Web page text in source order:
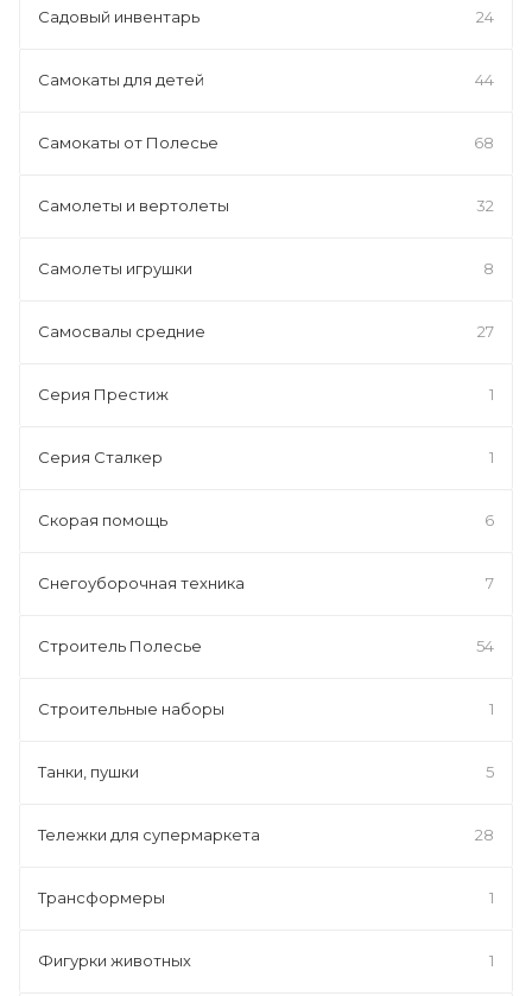
Садовый инвентарь 24
Самокаты для детей 44
Самокаты от Полесье 68
Самолеты и вертолеты 32
Самолеты игрушки 8
Самосвалы средние 27
Серия Престиж 1
Серия Сталкер 1
Скорая помощь 6
Снегоуборочная техника 7
Строитель Полесье 54
Строительные наборы 1
Танки, пушки 5
Тележки для супермаркета 28
Трансформеры 1
Фигурки животных 1